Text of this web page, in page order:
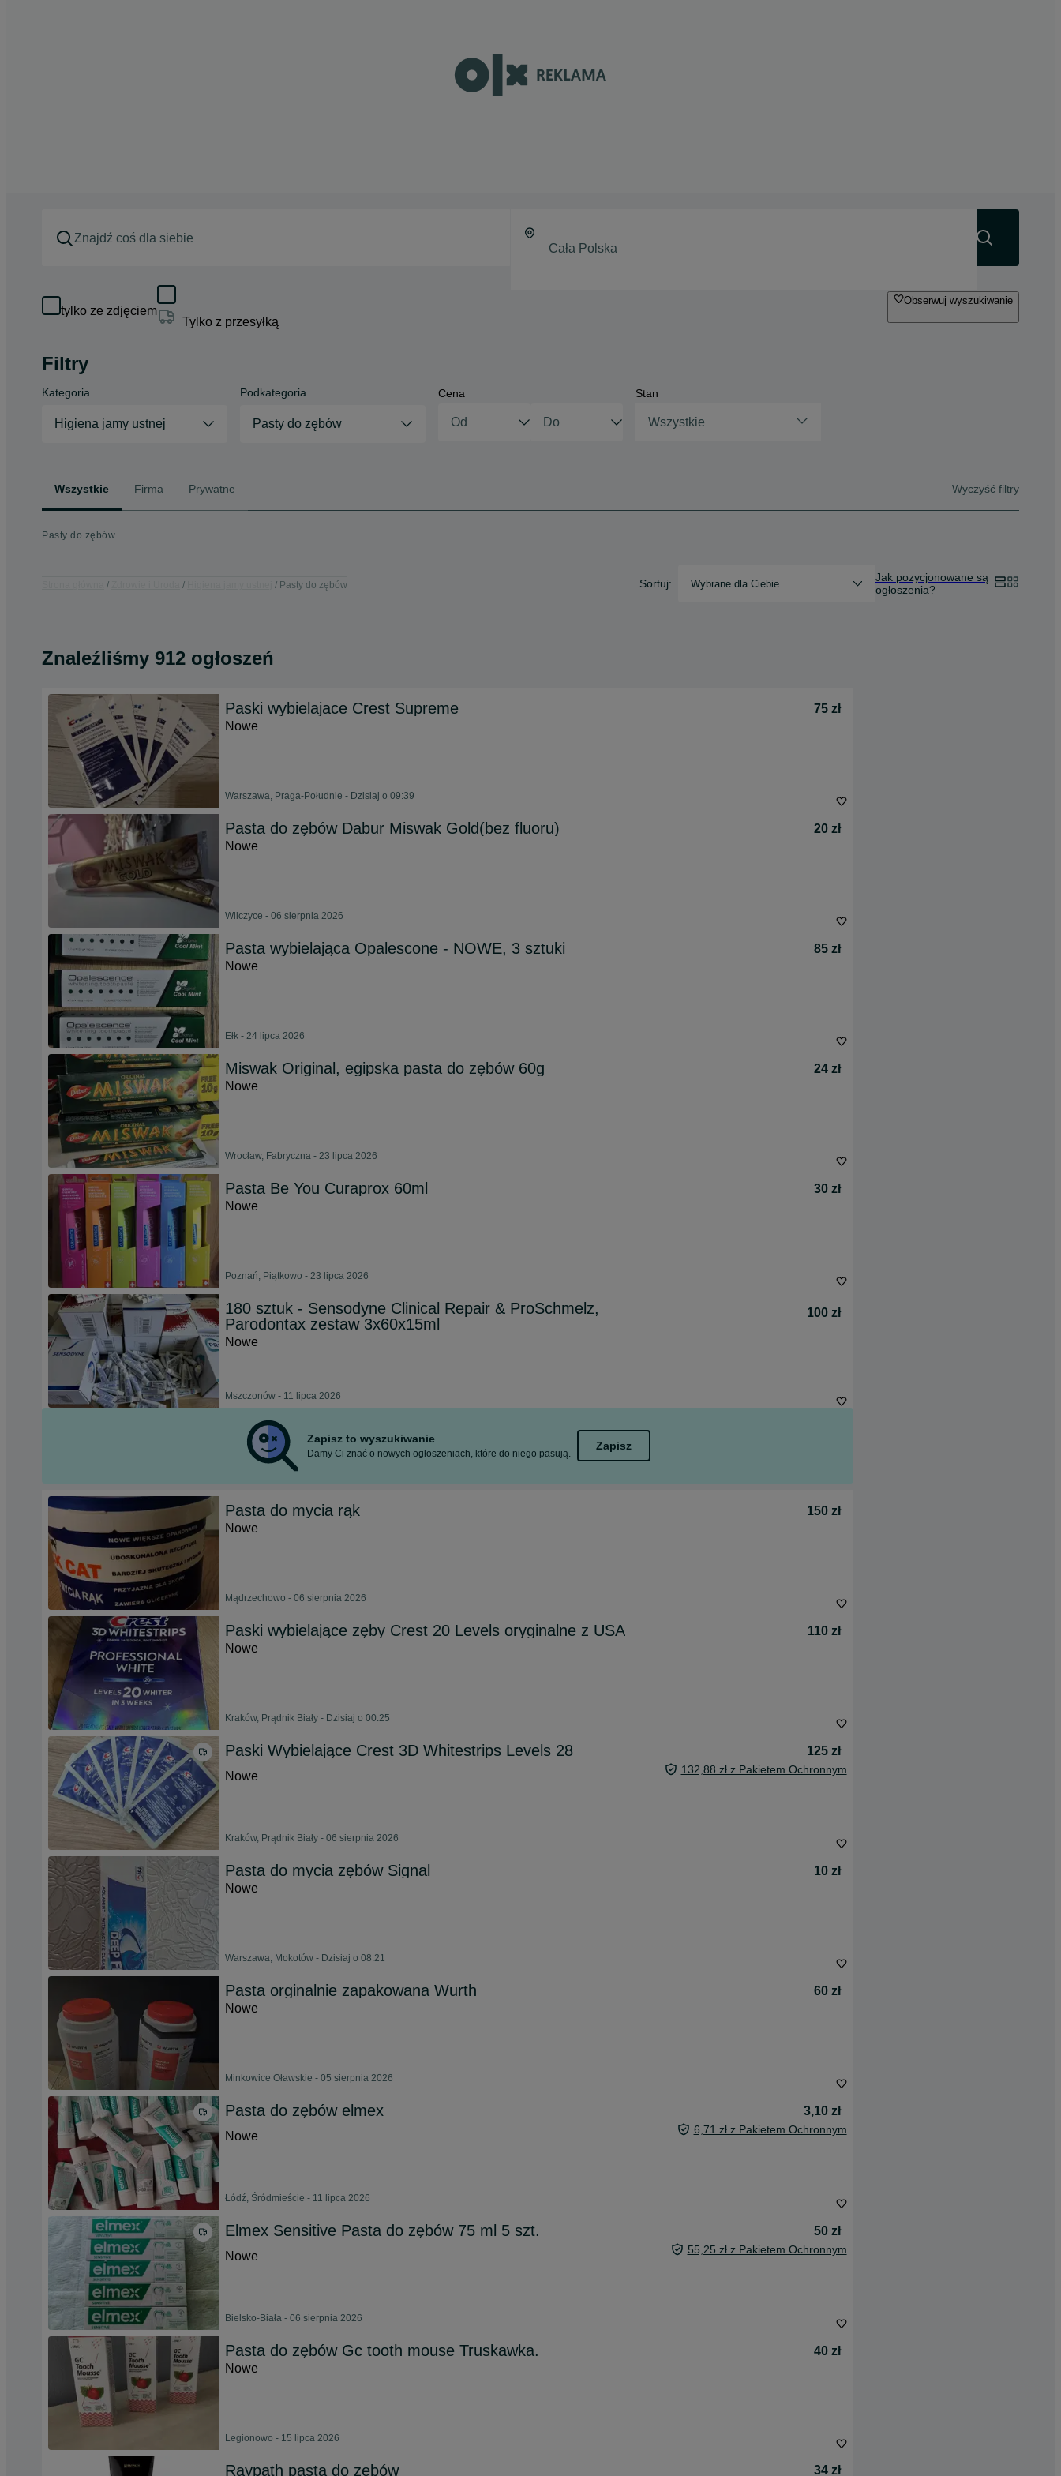
tylko ze zdjęciem
Tylko z przesyłką
Obserwuj wyszukiwanie
Filtry
Kategoria
Higiena jamy ustnej
Podkategoria
Pasty do zębów
Cena Stan
Wszystkie
Wszystkie Firma Prywatne Wyczyść filtry
Pasty do zębów
Pasty do zębów Sortuj: Wybrane dla Ciebie
Jak pozycjonowane są
ogłoszenia?
Znaleźliśmy 912 ogłoszeń
Paski wybielajace Crest Supreme
75 zł
Nowe
Warszawa, Praga-Południe - Dzisiaj o 09:39
Pasta do zębów Dabur Miswak Gold(bez fluoru)
20 zł
Nowe
Wilczyce - 06 sierpnia 2026
Pasta wybielająca Opalescone - NOWE, 3 sztuki
85 zł
Nowe
Ełk - 24 lipca 2026
Miswak Original, egipska pasta do zębów 60g
24 zł
Nowe
Wrocław, Fabryczna - 23 lipca 2026
Pasta Be You Curaprox 60ml
30 zł
Nowe
Poznań, Piątkowo - 23 lipca 2026
180 sztuk - Sensodyne Clinical Repair & ProSchmelz,
Parodontax zestaw 3x60x15ml
100 zł
Nowe
Mszczonów - 11 lipca 2026
Zapisz to wyszukiwanie
Damy Ci znać o nowych ogłoszeniach, które do niego pasują.
Zapisz
Pasta do mycia rąk
150 zł
Nowe
Mądrzechowo - 06 sierpnia 2026
Paski wybielające zęby Crest 20 Levels oryginalne z USA
110 zł
Nowe
Kraków, Prądnik Biały - Dzisiaj o 00:25
Paski Wybielające Crest 3D Whitestrips Levels 28
125 zł
Nowe
132,88 zł z Pakietem Ochronnym
Kraków, Prądnik Biały - 06 sierpnia 2026
Pasta do mycia zębów Signal
10 zł
Nowe
Warszawa, Mokotów - Dzisiaj o 08:21
Pasta orginalnie zapakowana Wurth
60 zł
Nowe
Minkowice Oławskie - 05 sierpnia 2026
Pasta do zębów elmex
3,10 zł
Nowe
6,71 zł z Pakietem Ochronnym
Łódź, Śródmieście - 11 lipca 2026
Elmex Sensitive Pasta do zębów 75 ml 5 szt.
50 zł
Nowe
55,25 zł z Pakietem Ochronnym
Bielsko-Biała - 06 sierpnia 2026
Pasta do zębów Gc tooth mouse Truskawka.
40 zł
Nowe
Legionowo - 15 lipca 2026
Raypath pasta do zębów 34 zł